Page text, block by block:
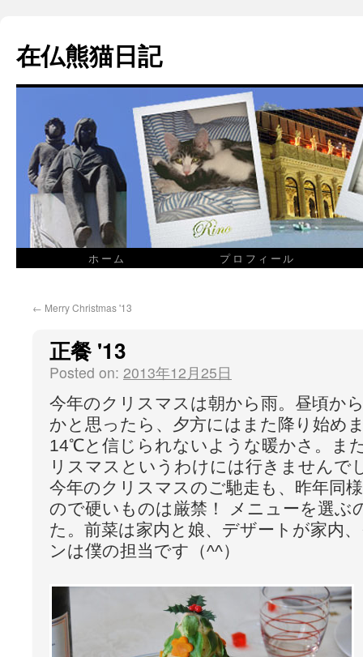
在仏熊猫日記
ホーム プロフィール
← Merry Christmas '13
正餐 '13
Posted on: 2013年12月25日
今年のクリスマスは朝から雨。昼頃か
かと思ったら、夕方にはまた降り始め
14℃と信じられないような暖かさ。ま
リスマスというわけには行きませんで
今年のクリスマスのご馳走も、昨年同
ので硬いものは厳禁！ メニューを選ぶ
た。前菜は家内と娘、デザートが家内
ンは僕の担当です（^^）